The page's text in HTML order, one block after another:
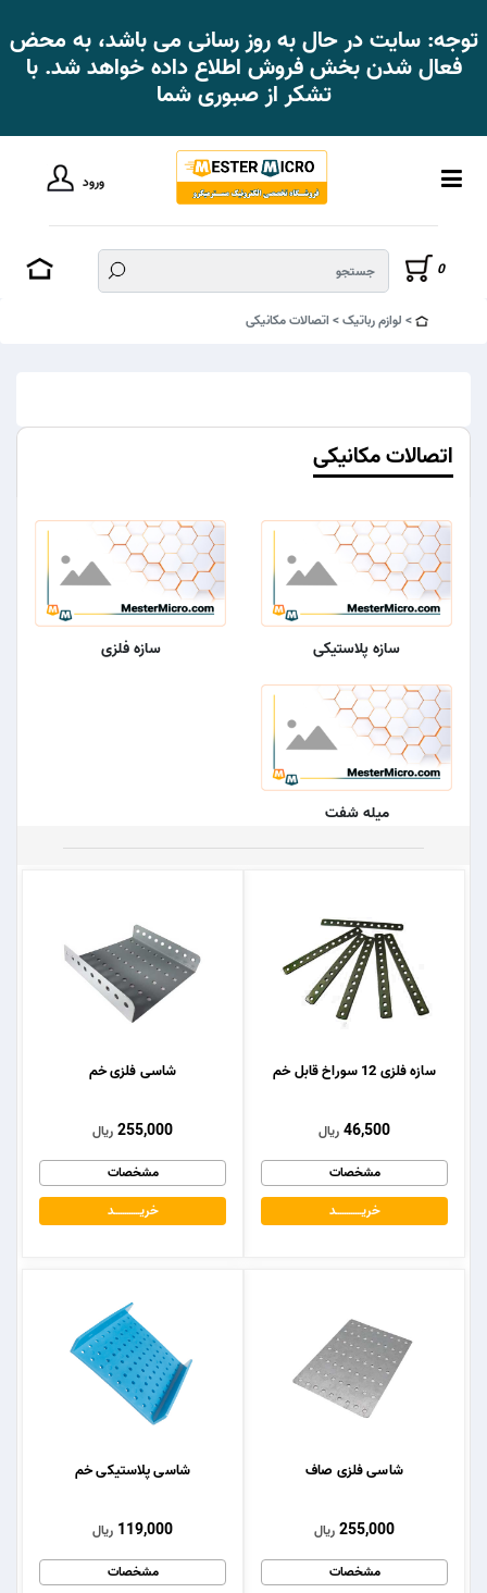
توجه: سایت در حال به روز رسانی می باشد، به محض
فعال شدن بخش فروش اطلاع داده خواهد شد. با
تشکر از صبوری شما
ورود
0
لوازم رباتیک اتصالات مکانیکی
اتصالات مکانیکی
سازه پلاستیکی سازه فلزی
میله شفت
سازه فلزی 12 سوراخ قابل خم
46,500 ریال
مشخصات
خریــــــــــــد
شاسی فلزی خم
255,000 ریال
مشخصات
خریــــــــــــد
شاسی فلزی صاف
255,000 ریال
مشخصات
شاسی پلاستیکی خم
119,000 ریال
مشخصات